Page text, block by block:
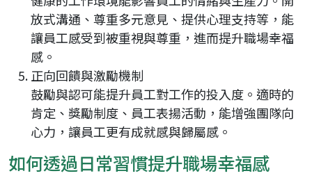
放式溝通、尊重多元意見、提供心理支持等，能
讓員工感受到被重視與尊重，進而提升職場幸福
感。
正向回饋與激勵機制
鼓勵與認可能提升員工對工作的投入度。適時的
肯定、獎勵制度、員工表揚活動，能增強團隊向
心力，讓員工更有成就感與歸屬感。
如何透過日常習慣提升職場幸福感